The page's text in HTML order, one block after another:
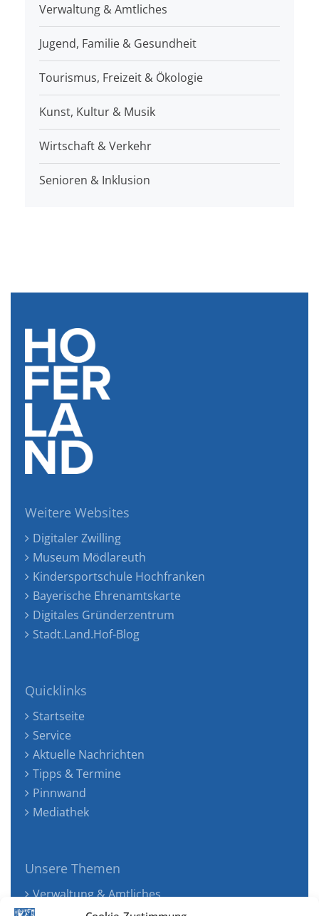
Verwaltung & Amtliches
Jugend, Familie & Gesundheit
Tourismus, Freizeit & Ökologie
Kunst, Kultur & Musik
Wirtschaft & Verkehr
Senioren & Inklusion
Weitere Websites
Digitaler Zwilling
Museum Mödlareuth
Kindersportschule Hochfranken
Bayerische Ehrenamtskarte
Digitales Gründerzentrum
Stadt.Land.Hof-Blog
Quicklinks
Startseite
Service
Aktuelle Nachrichten
Tipps & Termine
Pinnwand
Mediathek
Unsere Themen
Verwaltung & Amtliches